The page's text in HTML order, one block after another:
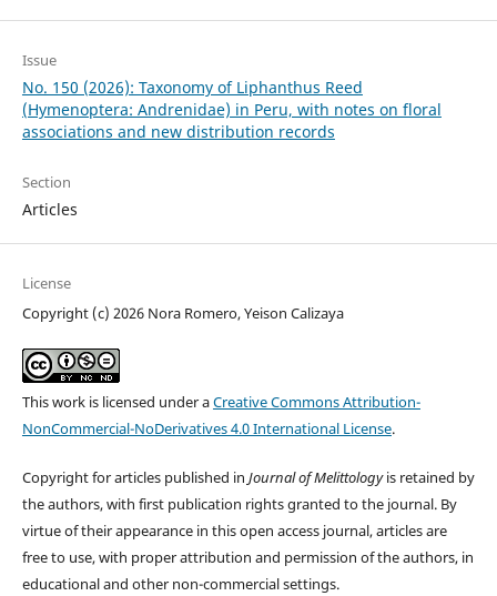
Issue
No. 150 (2026): Taxonomy of Liphanthus Reed
(Hymenoptera: Andrenidae) in Peru, with notes on floral
associations and new distribution records
Section
Articles
License
Copyright (c) 2026 Nora Romero, Yeison Calizaya
This work is licensed under aCreative Commons Attribution-
NonCommercial-NoDerivatives 4.0 International License.
Copyright for articles published in Journal of Melittologyis retained by
the authors, with first publication rights granted to the journal. By
virtue of their appearance in this open access journal, articles are
free to use, with proper attribution and permission of the authors, in
educational and other non-commercial settings.